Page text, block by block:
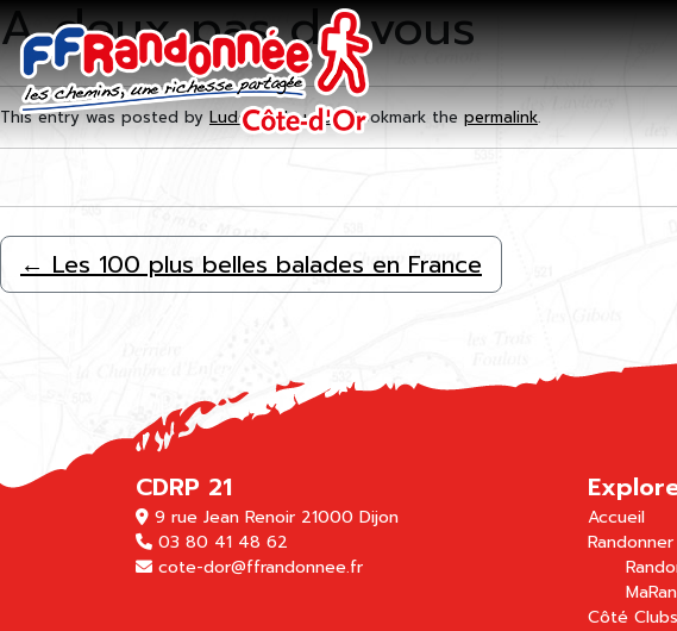
Skip to main content
A deux pas de vous
This entry was posted byLudovic Maugras. Bookmark thepermalink.
← Les 100 plus belles balades en France
CDRP 21
9 rue Jean Renoir 21000 Dijon
03 80 41 48 62
cote-dor@ffrandonnee.fr
Accueil
Randonner
Côté Clubs